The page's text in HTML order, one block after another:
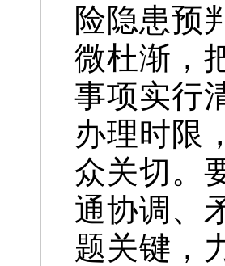
险隐患预
微杜渐，
事项实行
办理时限
众关切。
通协调、
题关键，